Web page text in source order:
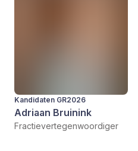
Kandidaten GR2026
Adriaan Bruinink
Fractievertegenwoordiger